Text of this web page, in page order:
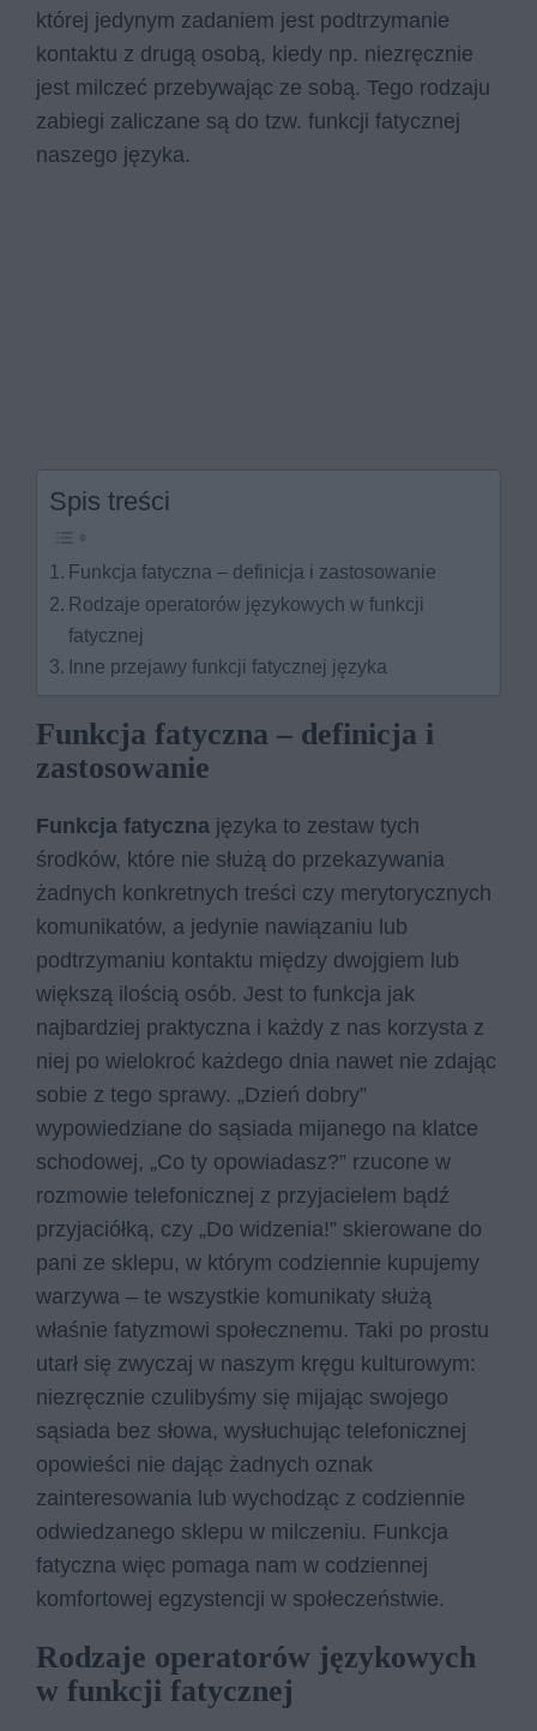
której jedynym zadaniem jest podtrzymanie
kontaktu z drugą osobą, kiedy np. niezręcznie
jest milczeć przebywając ze sobą. Tego rodzaju
zabiegi zaliczane są do tzw. funkcji fatycznej
naszego języka.
Spis treści
Funkcja fatyczna – definicja i zastosowanie
Rodzaje operatorów językowych w funkcji
fatycznej
Inne przejawy funkcji fatycznej języka
Funkcja fatyczna – definicja i
zastosowanie
Funkcja fatyczna języka to zestaw tych
środków, które nie służą do przekazywania
żadnych konkretnych treści czy merytorycznych
komunikatów, a jedynie nawiązaniu lub
podtrzymaniu kontaktu między dwojgiem lub
większą ilością osób. Jest to funkcja jak
najbardziej praktyczna i każdy z nas korzysta z
niej po wielokroć każdego dnia nawet nie zdając
sobie z tego sprawy. „Dzień dobry”
wypowiedziane do sąsiada mijanego na klatce
schodowej, „Co ty opowiadasz?” rzucone w
rozmowie telefonicznej z przyjacielem bądź
przyjaciółką, czy „Do widzenia!” skierowane do
pani ze sklepu, w którym codziennie kupujemy
warzywa – te wszystkie komunikaty służą
właśnie fatyzmowi społecznemu. Taki po prostu
utarł się zwyczaj w naszym kręgu kulturowym:
niezręcznie czulibyśmy się mijając swojego
sąsiada bez słowa, wysłuchując telefonicznej
opowieści nie dając żadnych oznak
zainteresowania lub wychodząc z codziennie
odwiedzanego sklepu w milczeniu. Funkcja
fatyczna więc pomaga nam w codziennej
komfortowej egzystencji w społeczeństwie.
Rodzaje operatorów językowych
w funkcji fatycznej